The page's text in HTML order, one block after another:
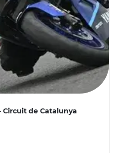
Circuit de Catalunya